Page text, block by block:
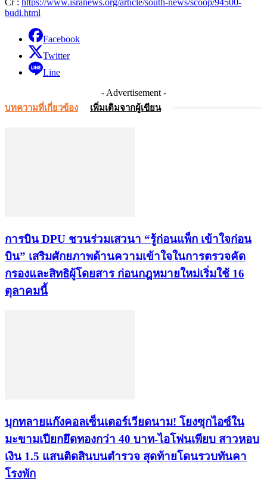
budi.html
Facebook
Twitter
Line
- Advertisement -
บทความที่เกี่ยวข้อง เพิ่มเติมจากผู้เขียน
การบิน DPU ชวนร่วมเสวนา “รู้ก่อนแพ็ก เข้าใจก่อน
บิน” เสริมศักยภาพด้านความเข้าใจในการตรวจคัด
กรองและสิทธิผู้โดยสาร ก่อนกฎหมายใหม่เริ่มใช้ 16
ตุลาคมนี้
บุกทลายแก๊งคอลเซ็นเตอร์เวียดนาม! โยงซุกไอซ์ใน
มะขามเปียกยึดทองกว่า 40 บาท-ไอโฟนเพียบ สาวหอบ
เงิน 1.5 แสนติดสินบนตำรวจ สุดท้ายโดนรวบทันคา
โรงพัก